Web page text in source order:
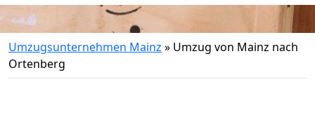
Umzugsunternehmen Mainz » Umzug von Mainz nach
Ortenberg